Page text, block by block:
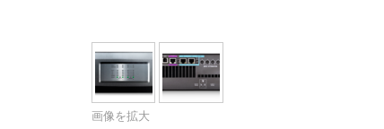
XLi 3500
XLS 2002
XLS 2502
XTi 2002
XTi 4002
アンプアクセサリー
XFMR-4
EOL Box
生産終了製品
画像を拡大